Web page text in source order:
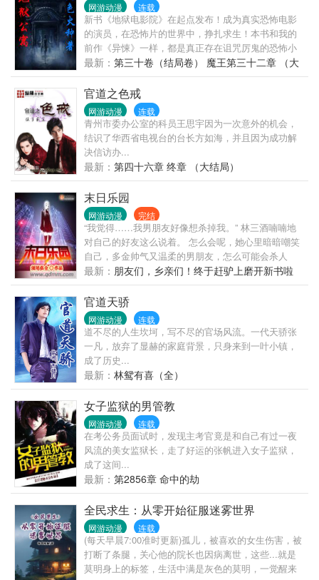
网游动漫 连载
新书《地狱电影院》在起点发布！成为真实恐怖电影
的演员，在恐怖片的世界中，挣扎求生！本书和我的
前作《异悚》一样，都是真正存在诅咒厉鬼的恐怖小
说，绝无人为装鬼的成分。进入这座公寓，就等于踏
上了一条不归路。只有被它选中的人，才能看到它，
才能进入它。而一旦被选择成为了公寓的住户，便再
也没有选择了。如果想要离开公寓，就只有被它诅咒
而杀死。在这公寓内，一旦房间的墙壁上出现了血
字，就必须根据血字的指示，到指定的地点，在规定
日期内待满那段日子，一旦违背也一样会死。而一旦
到达指点地点，就会面...
最新： 第三十卷（结局卷） 魔王第三十二章 （大
结局） 五十年轮回的终点（下）
官道之色戒
网游动漫 连载
青州市委办公室的科员王思宇因为一次意外的机会，
结识了华西省电视台的台长方如海，并且因为成功解
决信访办...
最新： 第四十六章 终章 （大结局）
末日乐园
网游动漫 完结
“我觉得……我男朋友好像想杀掉我。” 林三酒喃喃地
对自己的好友这么说着。 怎么会呢，她心里暗暗嘲笑
自己，多金帅气又温柔的男朋友，怎么可能会杀人
啊。 不过她没有想到，前路上还有更大的危机在等着
她。因为林三酒忽然发现，世界变成了一个滚烫的末
日地狱。 －－－ 文案嘛……将就看吧哦呵呵。本文是
重口味无限末日，欢迎大家戳进来~~！
最新： 朋友们，乡亲们！终于赶驴上磨开新书啦
官道天骄
网游动漫 连载
道不尽的人生坎坷，写不尽的官场风流。一代天骄张
一凡，放弃了显赫的家庭背景，只身来到一叶小镇，
成了历史...
最新： 林鸳有喜（全）
女子监狱的男管教
网游动漫 连载
在考公务员面试时，发现主考官竟是和自己有过一夜
风流的美女监狱长，走了好运的张帆进入女子监狱，
成了这间...
最新： 第2856章 命中的劫
全民求生：从零开始征服迷雾世界
网游动漫 连载
(每天早晨7:00准时更新)孤儿，被喜欢的女生伤害，被
打断了条腿，关心他的院长也因病离世，这些...就是
莫明身上的标签，生活中满是灰色的莫明，一觉醒来